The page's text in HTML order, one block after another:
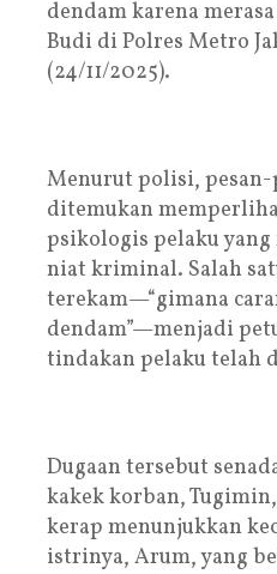
dendam karena
Budi di Polres Metro
(24/11/2025).
Menurut polisi,
ditemukan
psikologis pelaku
niat kriminal. Salah
terekam—“gimana
dendam”—menjadi
tindakan pelaku telah
Dugaan tersebut
kakek korban,
kerap menunjukkan
istrinya, Arum, yang